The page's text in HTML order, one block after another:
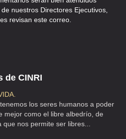
nuestros Directores Ejecutivos,
revisan este correo.
de CINRI
los seres humanos a poder
mejor como el libre albedrío, de
que nos permite ser libres...